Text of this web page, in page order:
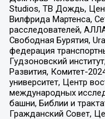
Studios, ТВ Дождь,
Вилфрида Мартенса,
расследователей,
Свободная Бурятия,
федерация
Гудзоновский
Развития, Комитет-
университет, Центр
международных
башни, Библии и
Гражданский Совет,